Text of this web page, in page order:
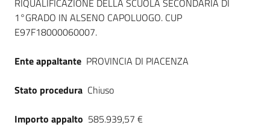
RIQUALIFICAZIONE DELLA SCUOLA SECONDARIA DI
1°GRADO IN ALSENO CAPOLUOGO. CUP
E97F18000060007.
Ente appaltante PROVINCIA DI PIACENZA
Stato procedura Chiuso
Importo appalto 585.939,57 €